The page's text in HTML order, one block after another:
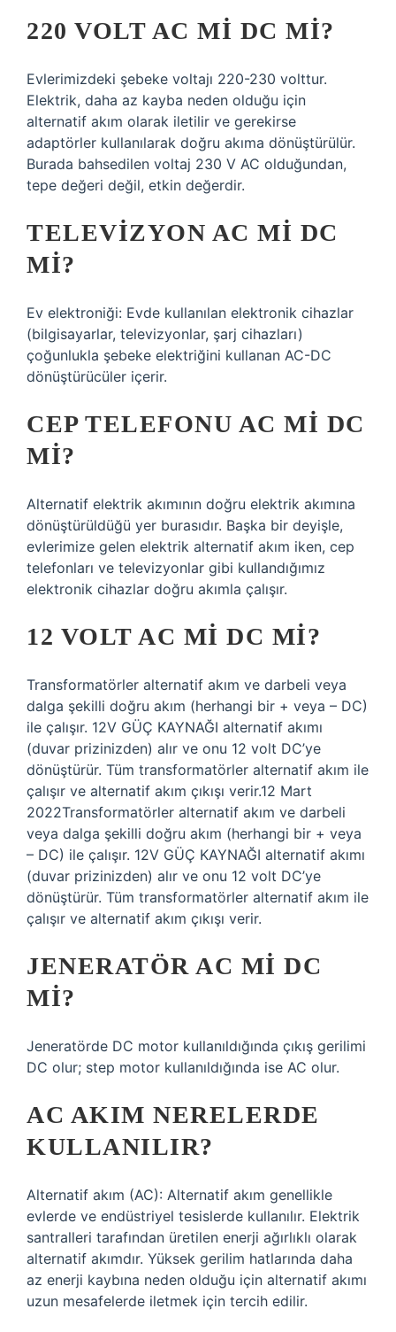
220 VOLT AC MI DC MI?
Evlerimizdeki şebeke voltajı 220-230 volttur.
Elektrik, daha az kayba neden olduğu için
alternatif akım olarak iletilir ve gerekirse
adaptörler kullanılarak doğru akıma dönüştürülür.
Burada bahsedilen voltaj 230 V AC olduğundan,
tepe değeri değil, etkin değerdir.
TELEVIZYON AC MI DC
MI?
Ev elektroniği: Evde kullanılan elektronik cihazlar
(bilgisayarlar, televizyonlar, şarj cihazları)
çoğunlukla şebeke elektriğini kullanan AC-DC
dönüştürücüler içerir.
CEP TELEFONU AC MI DC
MI?
Alternatif elektrik akımının doğru elektrik akımına
dönüştürüldüğü yer burasıdır. Başka bir deyişle,
evlerimize gelen elektrik alternatif akım iken, cep
telefonları ve televizyonlar gibi kullandığımız
elektronik cihazlar doğru akımla çalışır.
12 VOLT AC MI DC MI?
Transformatörler alternatif akım ve darbeli veya
dalga şekilli doğru akım (herhangi bir + veya – DC)
ile çalışır. 12V GÜÇ KAYNAĞI alternatif akımı
(duvar prizinizden) alır ve onu 12 volt DC’ye
dönüştürür. Tüm transformatörler alternatif akım ile
çalışır ve alternatif akım çıkışı verir.12 Mart
2022Transformatörler alternatif akım ve darbeli
veya dalga şekilli doğru akım (herhangi bir + veya
– DC) ile çalışır. 12V GÜÇ KAYNAĞI alternatif akımı
(duvar prizinizden) alır ve onu 12 volt DC’ye
dönüştürür. Tüm transformatörler alternatif akım ile
çalışır ve alternatif akım çıkışı verir.
JENERATÖR AC MI DC
MI?
Jeneratörde DC motor kullanıldığında çıkış gerilimi
DC olur; step motor kullanıldığında ise AC olur.
AC AKIM NERELERDE
KULLANILIR?
Alternatif akım (AC): Alternatif akım genellikle
evlerde ve endüstriyel tesislerde kullanılır. Elektrik
santralleri tarafından üretilen enerji ağırlıklı olarak
alternatif akımdır. Yüksek gerilim hatlarında daha
az enerji kaybına neden olduğu için alternatif akımı
uzun mesafelerde iletmek için tercih edilir.